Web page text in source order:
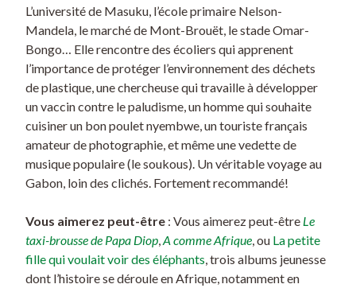
L’université de Masuku, l’école primaire Nelson-
Mandela, le marché de Mont-Brouët, le stade Omar-
Bongo… Elle rencontre des écoliers qui apprenent
l’importance de protéger l’environnement des déchets
de plastique, une chercheuse qui travaille à développer
un vaccin contre le paludisme, un homme qui souhaite
cuisiner un bon poulet nyembwe, un touriste français
amateur de photographie, et même une vedette de
musique populaire (le soukous). Un véritable voyage au
Gabon, loin des clichés. Fortement recommandé!
Vous aimerez peut-être : Vous aimerez peut-être Le
taxi-brousse de Papa Diop A comme Afrique , ou La petite
fille qui voulait voir des éléphants , trois albums jeunesse
dont l’histoire se déroule en Afrique, notamment en